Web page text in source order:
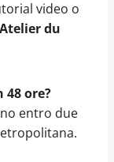
video o
du
48 ore?
entro due